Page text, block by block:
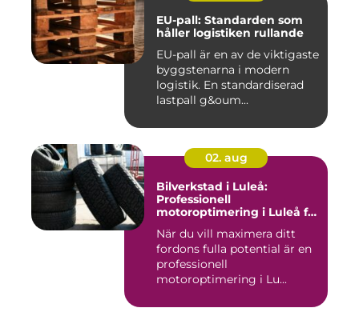
EU-pall: Standarden som
håller logistiken rullande
EU-pall är en av de viktigaste
byggstenarna i modern
logistik. En standardiserad
lastpall g&oum...
02. aug
Bilverkstad i Luleå:
Professionell
motoroptimering i Luleå för
När du vill maximera ditt
fordons fulla potential är en
professionell
motoroptimering i Lu...